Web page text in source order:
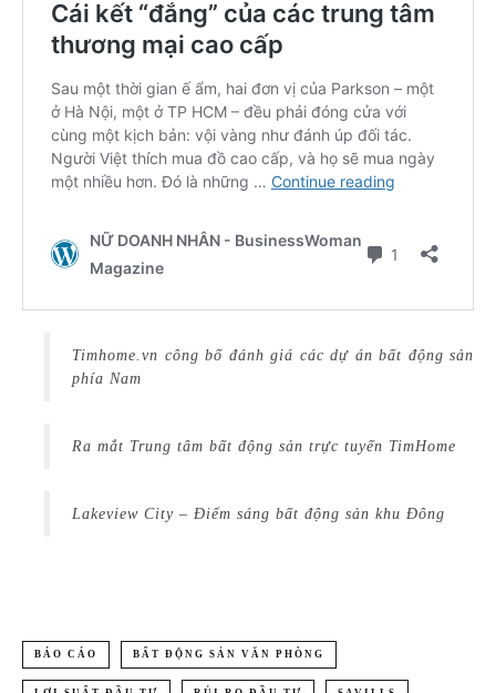
Timhome.vn công bố đánh giá các dự án bất động sản
phía Nam
Ra mắt Trung tâm bất động sản trực tuyến TimHome
Lakeview City – Điểm sáng bất động sản khu Đông
BÁO CÁO BẤT ĐỘNG SẢN VĂN PHÒNG